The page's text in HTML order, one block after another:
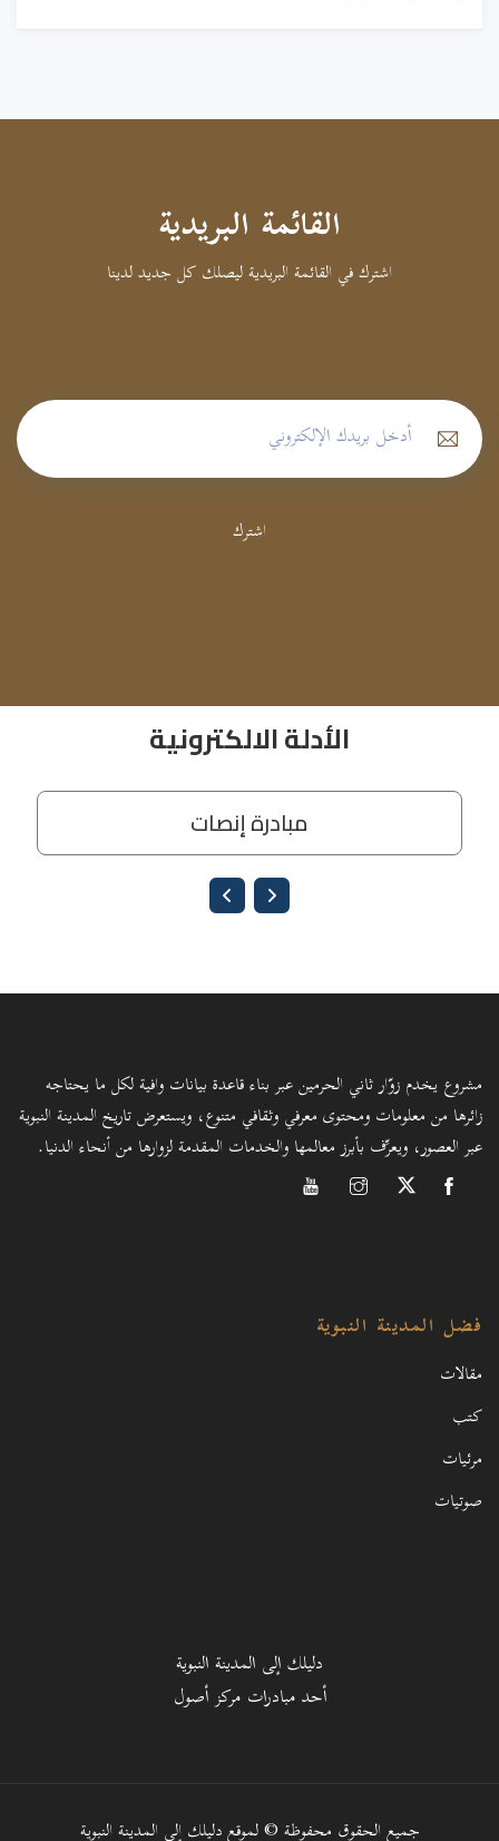
القائمة البريدية
اشترك في القائمة البريدية ليصلك كل جديد لدينا
اشترك
مشروع يخدم زوّار ثاني الحرمين عبر بناء قاعدة بيانات وافية لكل ما يحتاجه
زائرها من معلومات ومحتوى معرفي وثقافي متنوع، ويستعرض تاريخ المدينة النبوية
عبر العصور، ويعرِّف بأبرز معالمها والخدمات المقدمة لزوارها من أنحاء الدنيا.
فضل المدينة النبوية
مقالات
كتب
مرئيات
صوتيات
دليلك إلى المدينة النبوية
أحد مبادرات مركز أصول
جميع الحقوق محفوظة © لموقع دليلك إلى المدينة النبوية